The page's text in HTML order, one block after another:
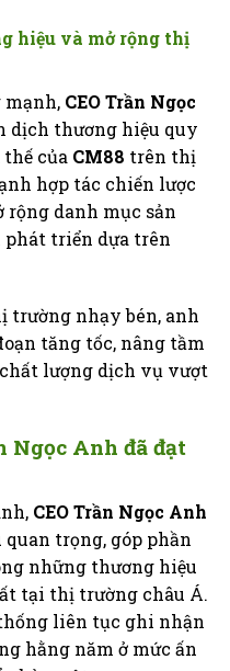
hiệu và mở rộng thị
mạnh, CEO Trần Ngọc
dịch thương hiệu quy
của CM88 trên thị
hợp tác chiến lược
rộng danh mục sản
triển dựa trên
trường nhạy bén, anh
tăng tốc, nâng tầm
lượng dịch vụ vượt
Ngọc Anh đã đạt
CEO Trần Ngọc Anh
trọng, góp phần
những thương hiệu
tại thị trường châu Á.
liên tục ghi nhận
hằng năm ở mức ấn